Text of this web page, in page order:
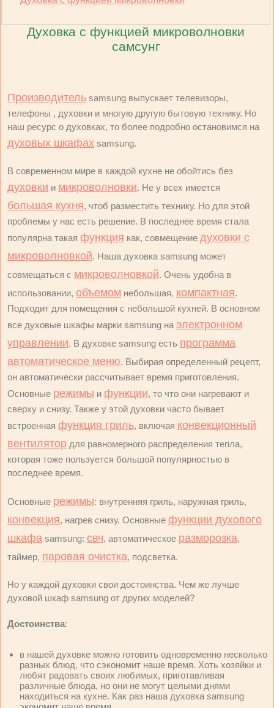
Духовка с функцией микроволновки
самсунг
Производитель samsung выпускает телевизоры,
телефоны , духовки и многую другую бытовую технику. Но
наш ресурс о духовках, то более подробно остановимся на
духовых шкафах samsung.
В современном мире в каждой кухне не обойтись без
духовки и микроволновки. Не у всех имеется
большая кухня, чтоб разместить технику. Но для этой
проблемы у нас есть решение. В последнее время стала
популярна такая функция как, совмещение духовки с
микроволновкой. Наша духовка samsung может
совмещаться с микроволновкой. Очень удобна в
использовании, объемом небольшая, компактная.
Подходит для помещения с небольшой кухней. В основном
все духовые шкафы марки samsung на электронном
управлении. В духовке samsung есть программа
автоматическое меню. Выбирая определенный рецепт,
он автоматически рассчитывает время приготовления.
Основные режимы и функции, то что они нагревают и
сверху и снизу. Также у этой духовки часто бывает
встроенная функция гриль, включая конвекционный
вентилятор для равномерного распределения тепла,
которая тоже пользуется большой популярностью в
последнее время.
Основные режимы: внутренняя гриль, наружная гриль,
конвекция, нагрев снизу. Основные функции духового
шкафа samsung: свч, автоматическое разморозка,
таймер, паровая очистка, подсветка.
Но у каждой духовки свои достоинства. Чем же лучше
духовой шкаф samsung от других моделей?
Достоинства:
в нашей духовке можно готовить одновременно несколько
разных блюд, что сэкономит наше время. Хоть хозяйки и
любят радовать своих любимых, приготавливая
различные блюда, но они не могут целыми днями
находиться на кухне. Как раз наша духовка samsung